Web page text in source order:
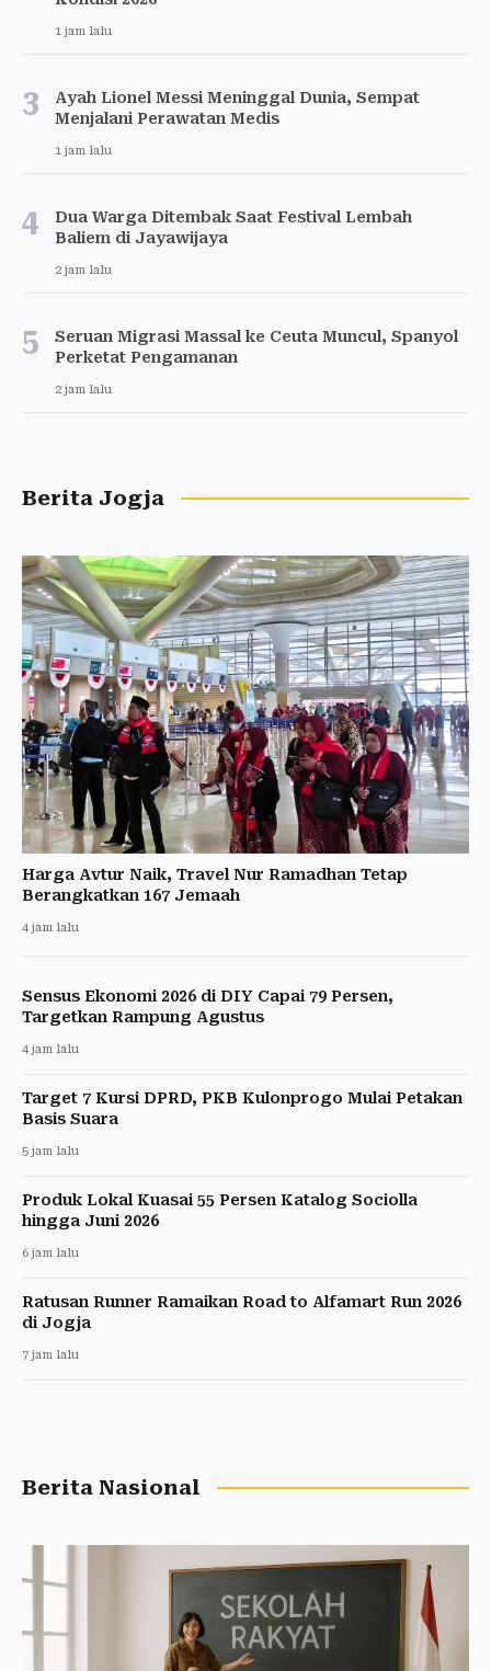
1 jam lalu
3
Ayah Lionel Messi Meninggal Dunia, Sempat
Menjalani Perawatan Medis
1 jam lalu
4
Dua Warga Ditembak Saat Festival Lembah
Baliem di Jayawijaya
2 jam lalu
5
Seruan Migrasi Massal ke Ceuta Muncul, Spanyol
Perketat Pengamanan
2 jam lalu
Berita Jogja
Harga Avtur Naik, Travel Nur Ramadhan Tetap
Berangkatkan 167 Jemaah
4 jam lalu
Sensus Ekonomi 2026 di DIY Capai 79 Persen,
Targetkan Rampung Agustus
4 jam lalu
Target 7 Kursi DPRD, PKB Kulonprogo Mulai Petakan
Basis Suara
5 jam lalu
Produk Lokal Kuasai 55 Persen Katalog Sociolla
hingga Juni 2026
6 jam lalu
Ratusan Runner Ramaikan Road to Alfamart Run 2026
di Jogja
7 jam lalu
Berita Nasional